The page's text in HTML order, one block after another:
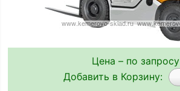
Цена – по запросу
Добавить в Корзину: